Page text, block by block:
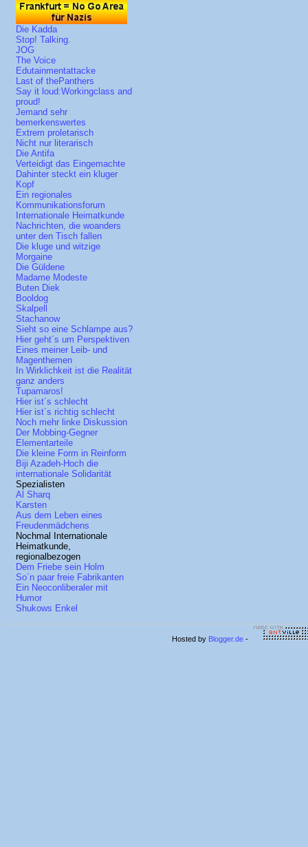
Die Kadda
Stop! Talking.
JOG
The Voice
Edutainmentattacke
Last of thePanthers
Say it loud:Workingclass and
proud!
Jemand sehr
bemerkenswertes
Extrem proletarisch
Nicht nur literarisch
Die Antifa
Verteidigt das Eingemachte
Dahinter steckt ein kluger
Kopf
Ein regionales
Kommunikationsforum
Internationale Heimatkunde
Nachrichten, die woanders
unter den Tisch fallen
Die kluge und witzige
Morgaine
Die Güldene
Madame Modeste
Buten Diek
Booldog
Skalpell
Stachanow
Sieht so eine Schlampe aus?
Hier geht´s um Perspektiven
Eines meiner Leib- und
Magenthemen
In Wirklichkeit ist die Realität
ganz anders
Tupamaros!
Hier ist´s schlecht
Hier ist´s richtig schlecht
Noch mehr linke Diskussion
Der Mobbing-Gegner
Elementarteile
Die kleine Form in Reinform
Biji Azadeh-Hoch die
internationale Solidarität
Spezialisten
Al Sharq
Karsten
Aus dem Leben eines
Freudenmädchens
Nochmal Internationale
Heimatkunde,
regionalbezogen
Dem Friebe sein Holm
So´n paar freie Fabrikanten
Ein Neoconliberaler mit
Humor
Shukows Enkel
Hosted by Blogger.de -